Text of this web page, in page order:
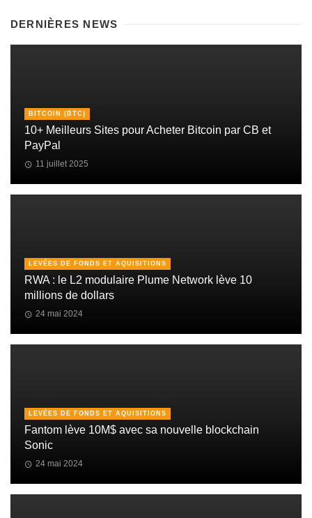
DERNIÈRES NEWS
BITCOIN (BTC)
10+ Meilleurs Sites pour Acheter Bitcoin par CB et
PayPal
11 juillet 2025
LEVÉES DE FONDS ET AQUISITIONS
RWA : le L2 modulaire Plume Network lève 10
millions de dollars
24 mai 2024
LEVÉES DE FONDS ET AQUISITIONS
Fantom lève 10M$ avec sa nouvelle blockchain
Sonic
24 mai 2024